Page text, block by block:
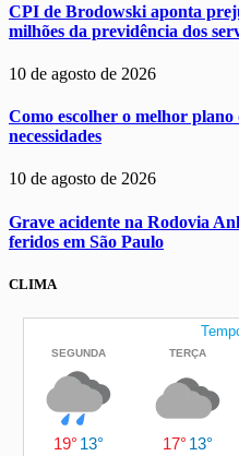
CPI de Brodowski aponta
milhões da previdência dos
10 de agosto de 2026
Como escolher o melhor
necessidades
10 de agosto de 2026
Grave acidente na Rodovia
feridos em São Paulo
CLIMA